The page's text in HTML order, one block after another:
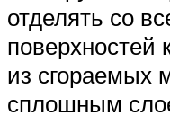
отделять со
поверхностей
из сгораемых
сплошным